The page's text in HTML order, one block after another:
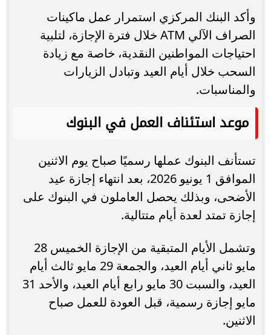
وأكد البنك المركزي استمرار عمل ماكينات
الصراف الآلي ATM خلال فترة الإجازة، لتلبية
احتياجات المواطنين النقدية، خاصة مع زيادة
السحب خلال أيام العيد وتبادل الزيارات
والمناسبات.
موعد استئناف العمل في البنوك
تستأنف البنوك عملها رسميًا صباح يوم الاثنين
الموافق 1 يونيو 2026، بعد انتهاء إجازة عيد
الأضحى، وبذلك يحصل العاملون في البنوك على
إجازة تمتد لعدة أيام متتالية.
وتشمل الأيام المتبقية من الإجازة الخميس 28
مايو ثاني أيام العيد، والجمعة 29 مايو ثالث أيام
العيد، والسبت 30 مايو رابع أيام العيد، والأحد 31
مايو إجازة رسمية، قبل العودة للعمل صباح
الاثنين.